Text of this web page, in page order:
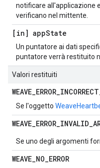
notificare all'applicazione
verificano nel mittente.
[in] appState
Un puntatore ai dati
puntatore verrà restituito
Valori restituiti
WEAVE_ERROR_INCORRECT
Se l'oggetto
WEAVE_ERROR_INVALID_
Se uno degli argomenti
WEAVE_NO_ERROR